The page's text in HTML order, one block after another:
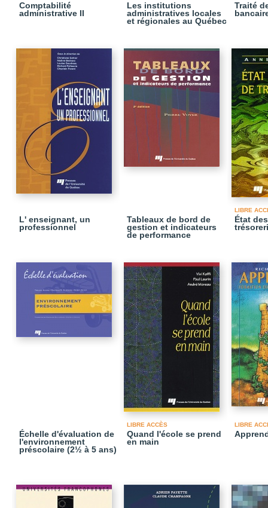
Comptabilité
administrative II
Les institutions
administratives locales
et régionales au Québec
Traité
L' enseignant, un
professionnel
Tableaux de bord de
gestion et indicateurs
de performance
LIBRE
État
Échelle d'évaluation de
l'environnement
préscolaire (2½ à 5 ans)
LIBRE ACCÈS
Quand l'école se prend
en main
LIBRE